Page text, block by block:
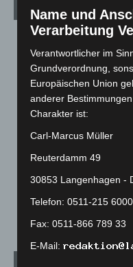
Kategorien
Blaulicht
Corona-News
Hannover und Region
Langenhagen und
Menschen
Über uns
Veranstaltungen
Welt
Name und
Verarbeitung
Verantwortlicher im
Grundverordnung,
Europäischen Union
anderer
Charakter ist:
Carl-Marcus Müller
Reuterdamm 49
30853 Langenhagen -
Telefon: 0511-215 6000
Fax: 0511-866 789 33
E-Mail: